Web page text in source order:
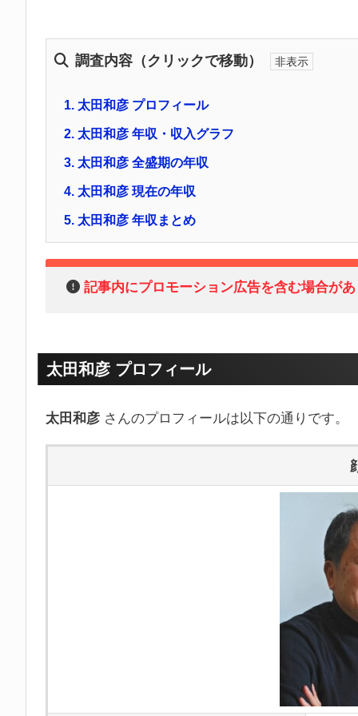
調査内容（クリックで移動）
1. 太田和彦 プロフィール
2. 太田和彦 年収・収入グラフ
3. 太田和彦 全盛期の年収
4. 太田和彦 現在の年収
5. 太田和彦 年収まとめ
記事内にプロモーション広告を含む場合が
太田和彦 プロフィール
太田和彦 さんのプロフィールは以下の通りです。